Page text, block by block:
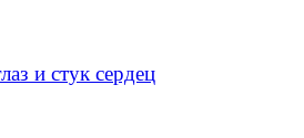
и стук сердец